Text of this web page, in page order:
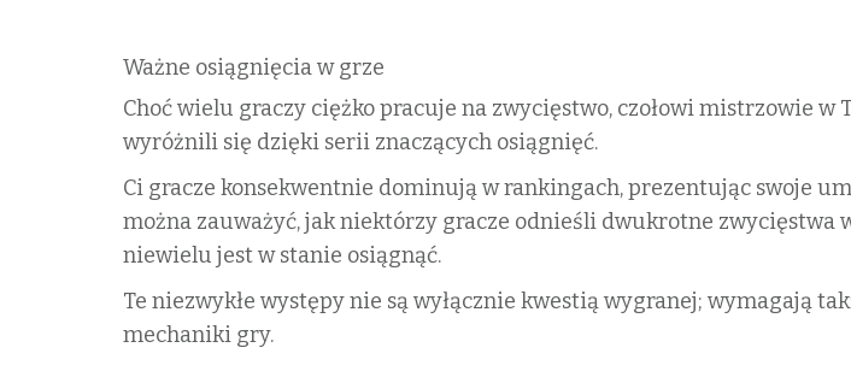
Ważne osiągnięcia w grze
Choć wielu graczy ciężko pracuje na zwycięstwo, czołowi mistrzowie w
wyróżnili się dzięki serii znaczących osiągnięć.
Ci gracze konsekwentnie dominują w rankingach, prezentując swoje
można zauważyć, jak niektórzy gracze odnieśli dwukrotne
niewielu jest w stanie osiągnąć.
Te niezwykłe występy nie są wyłącznie kwestią wygranej; wymagają
mechaniki gry.